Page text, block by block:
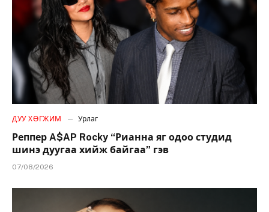
ДУУ ХӨГЖИМ Урлаг
Реппер A$AP Rocky “Рианна яг одоо студид
шинэ дуугаа хийж байгаа” гэв
07/08/2026